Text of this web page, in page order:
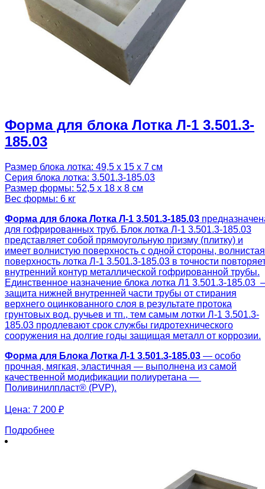
Форма для блока Лотка Л-1 3.501.3-
185.03
Размер блока лотка: 49,5 х 15 х 7 см
Серия блока лотка: 3.501.3-185.03
Размер формы: 52,5 х 18 х 8 см
Вес формы: 6 кг
Форма для блока Лотка Л-1 3.501.3-185.03
для гофрированных труб. Блок лотка Л-1 3.501.3-185.03
представляет собой прямоугольную призму (плитку) и
имеет волнистую поверхность с одной стороны, волнистая
поверхность лотка Л-1 3.501.3-185.03 в точности
внутренний контур металлической гофрированной трубы.
Единственное назначение блока лотка Л1 3.501.3-185.03
защита нижней внутренней части трубы от стирания
верхнего оцинкованного слоя в результате протока
грунтовых вод, ручьев и тп., тем самым лотки Л-1 3.501.3-
185.03 продлевают срок службы гидротехнического
сооружения на долгие годы защищая металл от коррозии.
Форма для Блока Лотка Л-1 3.501.3-185.03 — особо
прочная, мягкая, эластичная — выполнена из самой
качественной модификации полиуретана —
Поливинилпласт® (PVP).
Цена: 7 200 ₽
Подробнее